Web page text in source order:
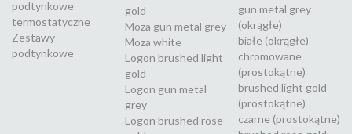
podtynkowe
termostatyczne
Zestawy
podtynkowe
gold
Moza gun metal grey
Moza white
Logon brushed light
gold
Logon gun metal
grey
Logon brushed rose
gun metal grey
(okrągłe)
białe (okrągłe)
chromowane
(prostokątne)
brushed light gold
(prostokątne)
czarne (prostokątne)